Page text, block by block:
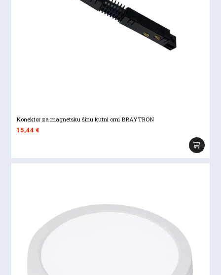
Konektor za magnetsku šinu kutni crni BRAYTRON
15,44€